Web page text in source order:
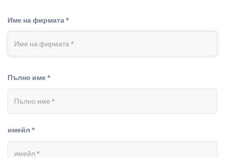
Име на фирмата *
Пълно име *
имейл *